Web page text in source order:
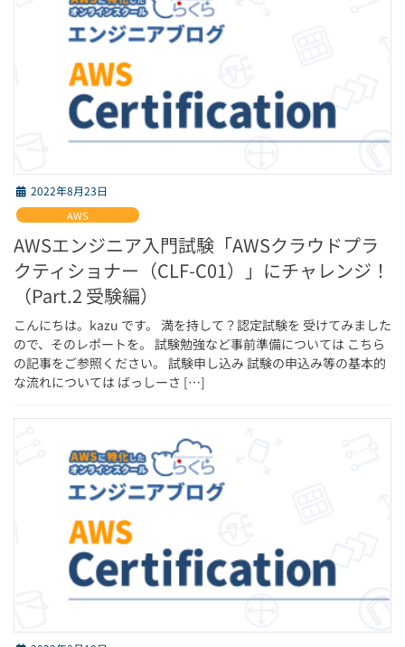
2022年8月23日
AWS
AWSエンジニア入門試験「AWSクラウドプラ
クティショナー（CLF-C01）」にチャレンジ！
（Part.2 受験編）
こんにちは。kazu です。 満を持して？認定試験を 受けてみました
ので、そのレポートを。 試験勉強など事前準備については こちら
の記事をご参照ください。 試験申し込み 試験の申込み等の基本的
な流れについては ばっしーさ […]